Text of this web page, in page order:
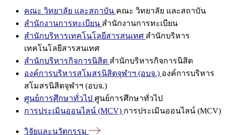
คณะ วิทยาลัย และสถาบัน คณะ วิทยาลัย และสถาบัน
สำนักงานการทะเบียน สำนักงานการทะเบียน
สำนักบริหารเทคโนโลยีสารสนเทศ สำนักบริหาร
เทคโนโลยีสารสนเทศ
สำนักบริหารกิจการนิสิต สำนักบริหารกิจการนิสิต
องค์การบริหารสโมสรนิสิตจุฬาฯ (อบจ.) องค์การบริหาร
สโมสรนิสิตจุฬาฯ (อบจ.)
ศูนย์การศึกษาทั่วไป ศูนย์การศึกษาทั่วไป
การประเมินออนไลน์ (MCV) การประเมินออนไลน์ (MCV)
วิจัยและนวัตกรรม